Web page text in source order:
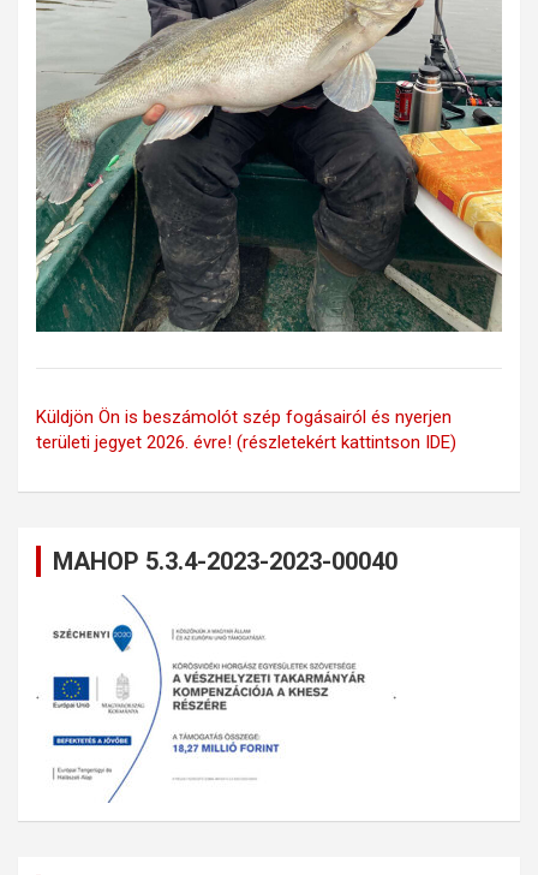
Küldjön Ön is beszámolót szép fogásairól és nyerjen
területi jegyet 2026. évre! (részletekért kattintson IDE)
MAHOP 5.3.4-2023-2023-00040